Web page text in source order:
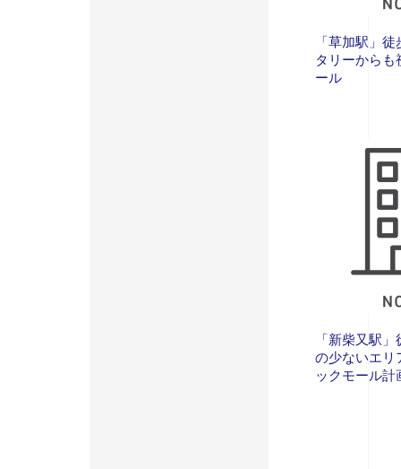
「草加駅」
タリーからも
ール
「新柴又駅
の少ないエリ
ックモール計